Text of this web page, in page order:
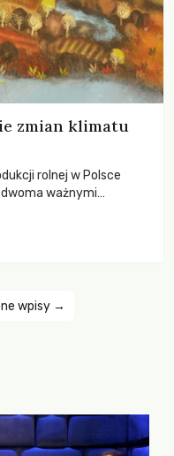
zmian klimatu
rolnej w Polsce
ważnymi
Wymagać to będzie
wpisy →